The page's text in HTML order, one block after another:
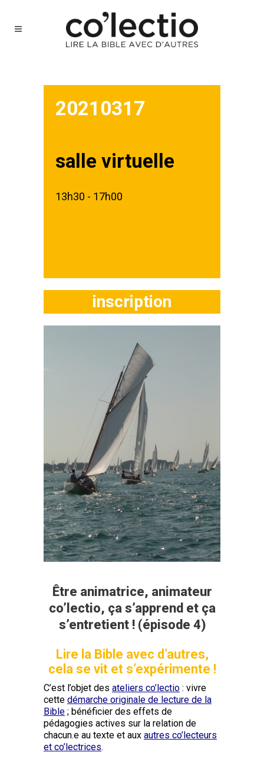
20210317
salle virtuelle
13h30 - 17h00
inscription
Être animatrice, animateur
co’lectio, ça s’apprend et ça
s’entretient ! (épisode 4)
Lire la Bible avec d’autres,
cela se vit et s’expérimente !
C’est l’objet des ateliers co’lectio : vivre
cette démarche originale de lecture de la
Bible ; bénéficier des effets de
pédagogies actives sur la relation de
chacun.e au texte et aux autres co’lecteurs
et co’lectrices.